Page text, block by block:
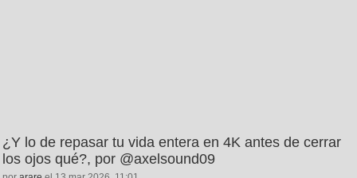
¿Y lo de repasar tu vida entera en 4K antes de cerrar
los ojos qué?, por @axelsound09